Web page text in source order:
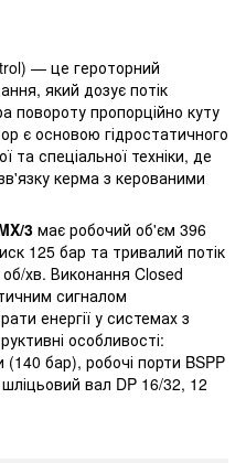
— це героторний
який дозує потік
повороту пропорційно куту
є основою гідростатичного
та спеціальної техніки, де
керма з керованими
3 має робочий об'єм 396
125 бар та тривалий потік
хв. Виконання Closed
сигналом
енергії у системах з
особливості:
(140 бар), робочі порти BSPP
вал DP 16/32, 12